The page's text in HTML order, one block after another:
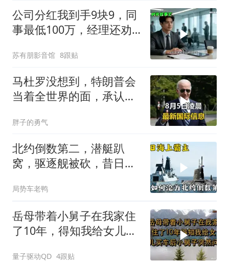
公司分红我到手9块9，同
事最低100万，经理还劝
苏有朋影音馆 8跟贴
马杜罗没想到，特朗普会
当着全世界的面，承认一
胖子的勇气
北约倒数第二，潜艇趴
窝，驱逐舰被砍，昔日的
局势车老鸭
岳母带着小舅子在我家住
了10年，得知我给女儿买
量子驱动QD 4跟贴